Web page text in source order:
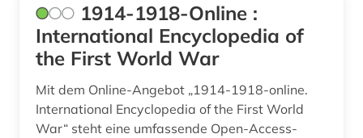
begräbnisstätte (1)
behinderung (2)
behringwerke (1)
behörde (1)
1914-1918-Online :
International Encyclopedia of
the First World War
Mit dem Online-Angebot „1914-1918-online.
International Encyclopedia of the First World
War“ steht eine umfassende Open-Access-